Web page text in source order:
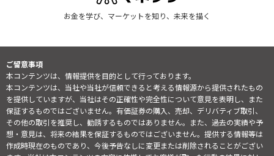
お金を学び、マーケットを知り、未来を描く
ご留意事項
本コンテンツは、情報提供を目的として行っております。
本コンテンツは、当社や当社が信頼できると考える情報源から提供されたもの
を提供していますが、当社はその正確性や完全性について意見を表明し、また
保証するものではございません。有価証券の購入、売却、デリバティブ取引、
その他の取引を推奨し、勧誘するものではありません。また、過去の実績や予
想・意見は、将来の結果を保証するものではございません。提供する情報等は
作成時現在のものであり、今後予告なしに変更または削除されることがござい